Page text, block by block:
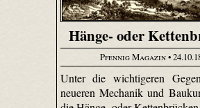
Hänge- oder
Pfennig Magazin•
Unter die wichtigeren
neueren Mechanik und